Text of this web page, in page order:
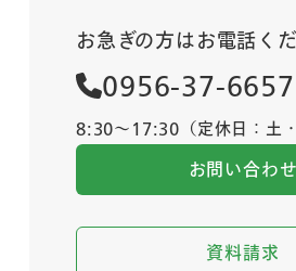
お急ぎの方はお電話く
0956-37-6657
8:30～17:30（定休日：土・
お問い合わせ
資料請求